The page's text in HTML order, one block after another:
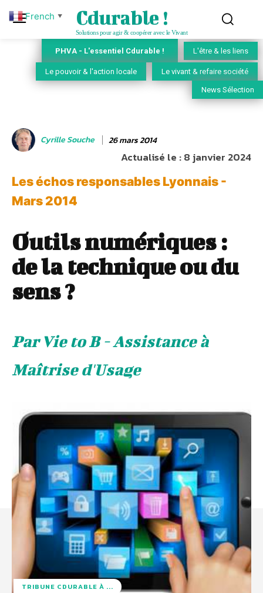
Cdurable !
Solutions pour agir & coopérer avec le Vivant
PHVA - L'essentiel Cdurable ! L'être & les liens
Le pouvoir & l'action locale Le vivant & refaire société
News Sélection
Cyrille Souche 26 mars 2014
Actualisé le :8 janvier 2024
Les échos responsables Lyonnais -
Mars 2014
Outils numériques :
de la technique ou du
sens ?
Par Vie to B - Assistance à
Maîtrise d'Usage
TRIBUNE CDURABLE À ...
French ▼